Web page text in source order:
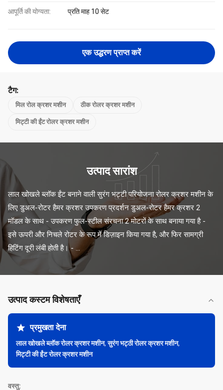
आपूर्ति की योग्यता: प्रति माह 10 सेट
एक उद्धरण प्राप्त करें
टैग:
मिल रोल क्रशर मशीन ठीक रोलर क्रशर मशीन
मिट्टी की ईंट रोलर क्रशर मशीन
उत्पाद सारांश
लाल खोखले ब्लॉक ईंट बनाने वाली सुरंग भट्टी परियोजना रोलर क्रशर मशीन के
लिए डुअल-रोटर हैमर क्रशर उपकरण प्रदर्शन डुअल-रोटर हैमर क्रशर 2
मॉडल के साथ - उपकरण फुल-स्टील संरचना 2 मोटरों के साथ बनाया गया है -
इसे ऊपरी और निचले रोटर के रूप में डिज़ाइन किया गया है, और फिर सामग्री
हिटिंग दूरी लंबी होती है। - ...
उत्पाद कस्टम विशेषताएँ
प्रमुखता देना
लाल खोखले ब्लॉक रोलर क्रशर मशीन,सुरंग भट्ठी रोलर क्रशर मशीन,
मिट्टी की ईंट रोलर क्रशर मशीन
वस्तु: